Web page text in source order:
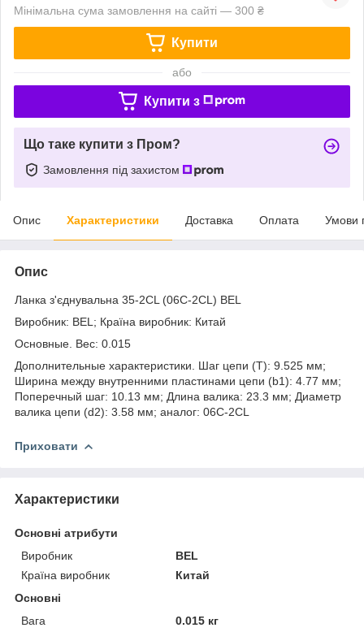
Мінімальна сума замовлення на сайті — 300 ₴
Купити
або
Купити з
Що таке купити з Пром?
Замовлення під захистом
Опис Характеристики Доставка Оплата Умови
Опис
Ланка з'єднувальна 35-2CL (06C-2CL) BEL
Виробник: BEL; Країна виробник: Китай
Основные. Вес: 0.015
Дополнительные характеристики. Шаг цепи (T): 9.525 мм;
Ширина между внутренними пластинами цепи (b1): 4.77 мм;
Поперечный шаг: 10.13 мм; Длина валика: 23.3 мм; Диаметр
валика цепи (d2): 3.58 мм; аналог: 06C-2CL
Приховати
Характеристики
Основні атрибути
Виробник
BEL
Країна виробник
Китай
Основні
Вага
0.015 кг